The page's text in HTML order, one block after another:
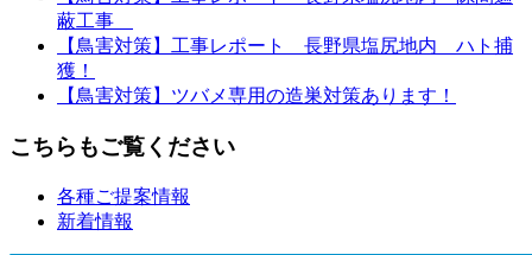
蔽工事
【鳥害対策】工事レポート 長野県塩尻地内 ハト捕
獲！
【鳥害対策】ツバメ専用の造巣対策あります！
こちらもご覧ください
各種ご提案情報
新着情報